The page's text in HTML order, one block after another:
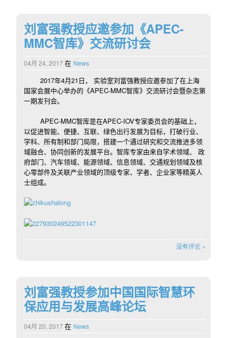
刘富强教授应邀参加《APEC-
MMC智库》交流研讨会
04月 24, 2017在 News
2017年4月21日， 实验室刘富强教授应邀参加了在上海
国家会展中心举办的《APEC-MMC智库》交流研讨会暨杂志第
一期发刊会。
APEC-MMC智库是在APEC-IOV专家委员会的基础上，
以促进智能、便捷、互联、绿色出行发展为目标，打破行业、
学科、所有制和部门局限，搭建一个通过研究和交流推进多领
域融合、协同创新的发展平台。智库专家由来自学术领域、 政
府部门、汽车领域、能源领域、信息领域、交通规划领域及核
心零部件及关联产业领域的顶级专家、学者、企业家等精英人
士组成。
没有评论 »
刘富强教授参加中国国际智慧环
保应用与发展高峰论坛
04月 20, 2017在 News